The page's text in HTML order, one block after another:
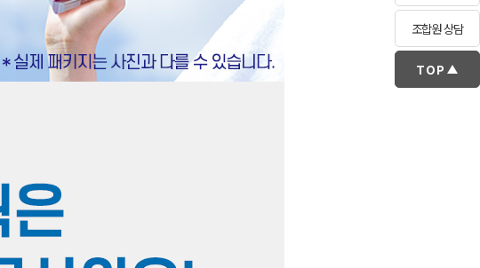
조합원 상담
TOP